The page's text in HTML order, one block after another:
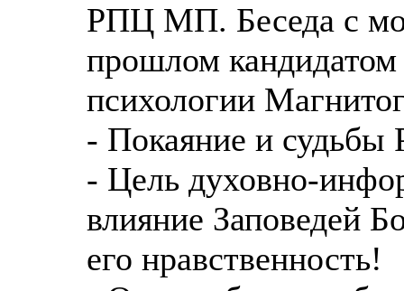
РПЦ МП. Беседа с
прошлом
психологии
- Покаяние и судьбы
- Цель духовно-
влияние Заповедей
его нравственность!